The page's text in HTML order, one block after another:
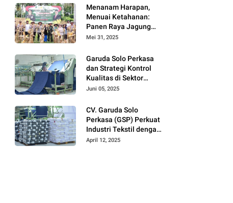
Menanam Harapan,
Menuai Ketahanan:
Panen Raya Jagung
Warnai Sinergi Polres
Moutong
Mei 31, 2025
Garuda Solo Perkasa
dan Strategi Kontrol
Kualitas di Sektor
Tekstil
Juni 05, 2025
CV. Garuda Solo
Perkasa (GSP) Perkuat
Industri Tekstil dengan
Produksi Kain Greige
April 12, 2025